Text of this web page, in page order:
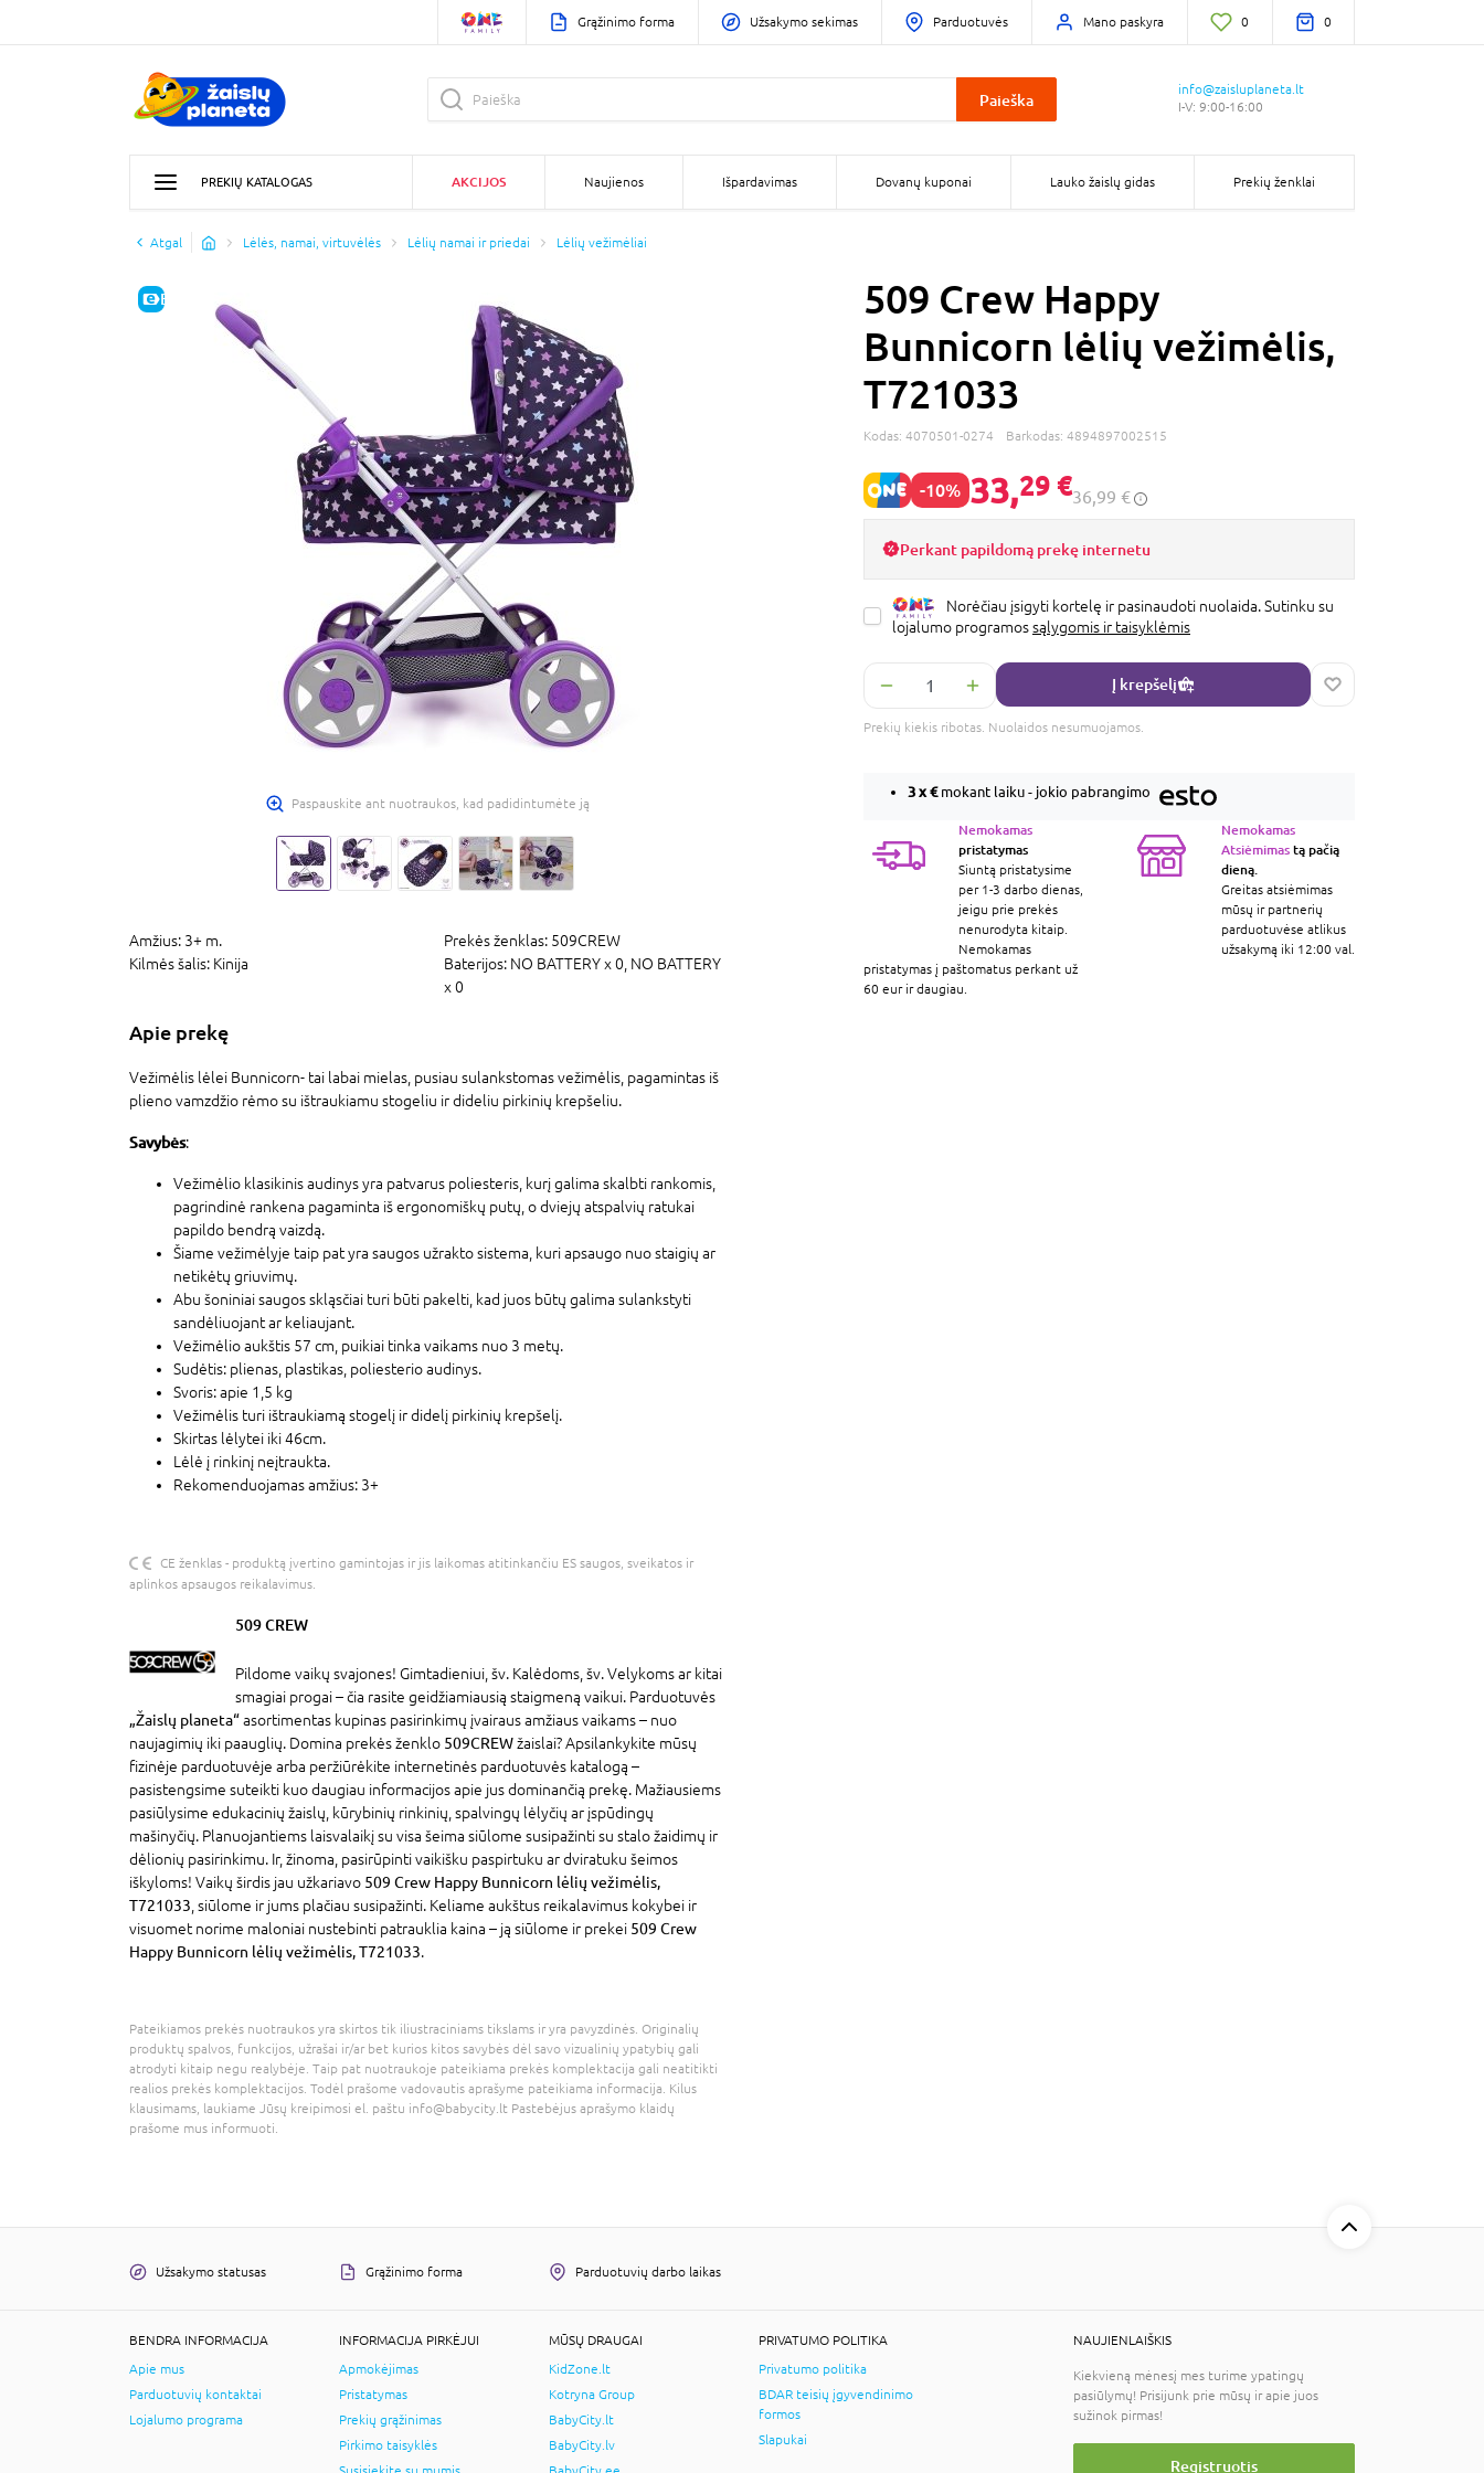
Grąžinimo forma Užsakymo sekimas Parduotuvės Mano paskyra 0 0
Paieška
info@zaisluplaneta.lt
I-V: 9:00-16:00
PREKIŲ KATALOGAS AKCIJOS Naujienos Išpardavimas Dovanų kuponai Lauko žaislų gidas Prekių ženklai
Atgal Lėlės, namai, virtuvėlės Lėlių namai ir priedai Lėlių vežimėliai
E-KAINA
Paspauskite ant nuotraukos, kad padidintumėte ją
Amžius: 3+ m. Prekės ženklas: 509CREW
Kilmės šalis: Kinija Baterijos: NO BATTERY x 0, NO BATTERY
x 0
Apie prekę
Vežimėlis lėlei Bunnicorn- tai labai mielas, pusiau sulankstomas vežimėlis, pagamintas iš
plieno vamzdžio rėmo su ištraukiamu stogeliu ir dideliu pirkinių krepšeliu.
Savybės:
Vežimėlio klasikinis audinys yra patvarus poliesteris, kurį galima skalbti rankomis,
pagrindinė rankena pagaminta iš ergonomiškų putų, o dviejų atspalvių ratukai
papildo bendrą vaizdą.
Šiame vežimėlyje taip pat yra saugos užrakto sistema, kuri apsaugo nuo staigių ar
netikėtų griuvimų.
Abu šoniniai saugos skląsčiai turi būti pakelti, kad juos būtų galima sulankstyti
sandėliuojant ar keliaujant.
Vežimėlio aukštis 57 cm, puikiai tinka vaikams nuo 3 metų.
Sudėtis: plienas, plastikas, poliesterio audinys.
Svoris: apie 1,5 kg
Vežimėlis turi ištraukiamą stogelį ir didelį pirkinių krepšelį.
Skirtas lėlytei iki 46cm.
Lėlė į rinkinį neįtraukta.
Rekomenduojamas amžius: 3+
CE ženklas - produktą įvertino gamintojas ir jis laikomas atitinkančiu ES saugos, sveikatos ir
aplinkos apsaugos reikalavimus.
509 CREW
Pildome vaikų svajones! Gimtadieniui, šv. Kalėdoms, šv. Velykoms ar kitai
smagiai progai – čia rasite geidžiamiausią staigmeną vaikui. Parduotuvės
„Žaislų planeta“asortimentas kupinas pasirinkimų įvairaus amžiaus vaikams – nuo
naujagimių iki paauglių. Domina prekės ženklo 509CREWžaislai? Apsilankykite mūsų
fizinėje parduotuvėje arba peržiūrėkite internetinės parduotuvės katalogą –
pasistengsime suteikti kuo daugiau informacijos apie jus dominančią prekę. Mažiausiems
pasiūlysime edukacinių žaislų, kūrybinių rinkinių, spalvingų lėlyčių ar įspūdingų
mašinyčių. Planuojantiems laisvalaikį su visa šeima siūlome susipažinti su stalo žaidimų ir
dėlionių pasirinkimu. Ir, žinoma, pasirūpinti vaikišku paspirtuku ar dviratuku šeimos
iškyloms! Vaikų širdis jau užkariavo 509 Crew Happy Bunnicorn lėlių vežimėlis,
T721033 , siūlome ir jums plačiau susipažinti. Keliame aukštus reikalavimus kokybei ir
visuomet norime maloniai nustebinti patrauklia kaina – ją siūlome ir prekei 509 Crew
Happy Bunnicorn lėlių vežimėlis, T721033.
Pateikiamos prekės nuotraukos yra skirtos tik iliustraciniams tikslams ir yra pavyzdinės. Originalių
produktų spalvos, funkcijos, užrašai ir/ar bet kurios kitos savybės dėl savo vizualinių ypatybių gali
atrodyti kitaip negu realybėje. Taip pat nuotraukoje pateikiama prekės komplektacija gali neatitikti
realios prekės komplektacijos. Todėl prašome vadovautis aprašyme pateikiama informacija. Kilus
klausimams, laukiame Jūsų kreipimosi el. paštu info@babycity.lt Pastebėjus aprašymo klaidų
prašome mus informuoti.
509 Crew Happy
Bunnicorn lėlių vežimėlis,
T721033
Kodas: 4070501-0274 Barkodas: 4894897002515
-10% 33,29 €36,99 €
Perkant papildomą prekę internetu
Norėčiau įsigyti kortelę ir pasinaudoti nuolaida. Sutinku su
lojalumo programossąlygomis ir taisyklėmis
Į krepšelį
Prekių kiekis ribotas. Nuolaidos nesumuojamos.
3 x€mokant laiku - jokio pabrangimo
Nemokamas
pristatymas
Siuntą pristatysime
per 1-3 darbo dienas,
jeigu prie prekės
nenurodyta kitaip.
Nemokamas
pristatymas į paštomatus perkant už
60 eur ir daugiau.
Nemokamas
Atsiėmimastą pačią
dieną.
Greitas atsiėmimas
mūsų ir partnerių
parduotuvėse atlikus
užsakymą iki 12:00 val.
Užsakymo statusas Grąžinimo forma Parduotuvių darbo laikas
BENDRA INFORMACIJA
Apie mus
Parduotuvių kontaktai
Lojalumo programa
INFORMACIJA PIRKĖJUI
Apmokėjimas
Pristatymas
Prekių grąžinimas
Pirkimo taisyklės
MŪSŲ DRAUGAI
KidZone.lt
Kotryna Group
BabyCity.lt
BabyCity.lv
PRIVATUMO POLITIKA
Privatumo politika
BDAR teisių įgyvendinimo
formos
Slapukai
NAUJIENLAIŠKIS
Kiekvieną mėnesį mes turime ypatingų
pasiūlymų! Prisijunk prie mūsų ir apie juos
sužinok pirmas!
Registruotis